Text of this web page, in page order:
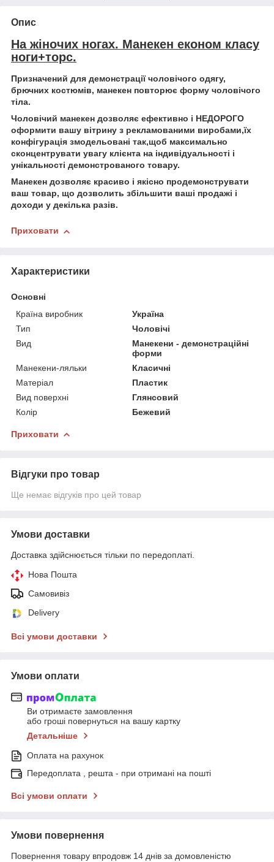
Опис
На жіночих ногах. Манекен економ класу
ноги+торс.
Призначений для демонстрації чоловічого одягу,
брючних костюмів, манекен повторює форму чоловічого
тіла.
Чоловічий манекен дозволяє ефективно і НЕДОРОГО
оформити вашу вітрину з рекламованими виробами,їх
конфігурація змодельовані так,щоб максимально
сконцентрувати увагу клієнта на індивідуальності і
унікальності демонстрованого товару.
Манекен дозволяє красиво і якісно продемонструвати
ваш товар, що дозволить збільшити ваші продажі і
доходи у декілька разів.
Приховати
Характеристики
Основні
Країна виробник
Україна
Тип
Чоловічі
Вид
Манекени - демонстраційні
форми
Манекени-ляльки
Класичні
Матеріал
Пластик
Вид поверхні
Глянсовий
Колір
Бежевий
Приховати
Відгуки про товар
Ще немає відгуків про цей товар
Умови доставки
Доставка здійснюється тільки по передоплаті.
Нова Пошта
Самовивіз
Delivery
Всі умови доставки
Умови оплати
Ви отримаєте замовлення
або гроші повернуться на вашу картку
Детальніше
Оплата на рахунок
Передоплата , решта - при отримані на пошті
Всі умови оплати
Умови повернення
Повернення товару впродовж 14 днів за домовленістю